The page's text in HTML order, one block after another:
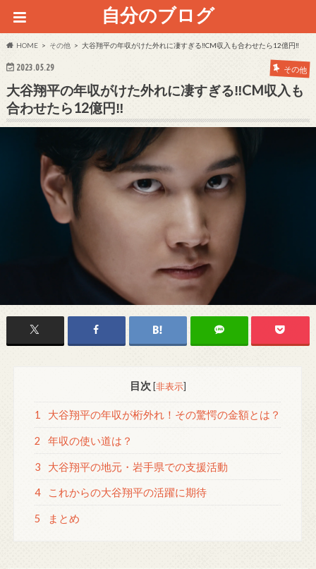
自分のブログ
HOME その他 大谷翔平の年収がけた外れに凄すぎる‼CM収入も合わせたら12億円‼
2023.05.29 その他
大谷翔平の年収がけた外れに凄すぎる‼CM収入も
合わせたら12億円‼
目次 [非表示]
1 大谷翔平の年収が桁外れ！その驚愕の金額とは？
2 年収の使い道は？
3 大谷翔平の地元・岩手県での支援活動
4 これからの大谷翔平の活躍に期待
5 まとめ